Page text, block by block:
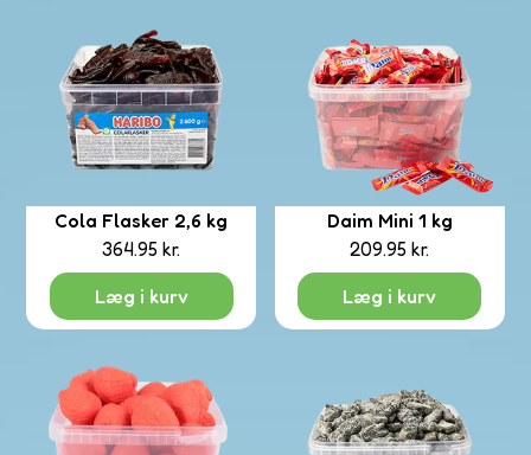
Cola Flasker 2,6 kg
364.95 kr.
Læg i kurv
Daim Mini 1 kg
209.95 kr.
Læg i kurv